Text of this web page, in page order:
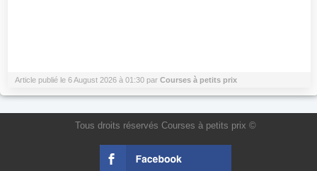
Article publié le 6 August 2026 à 01:30 par Courses à petits prix
Tous droits réservés Courses à petits prix ©